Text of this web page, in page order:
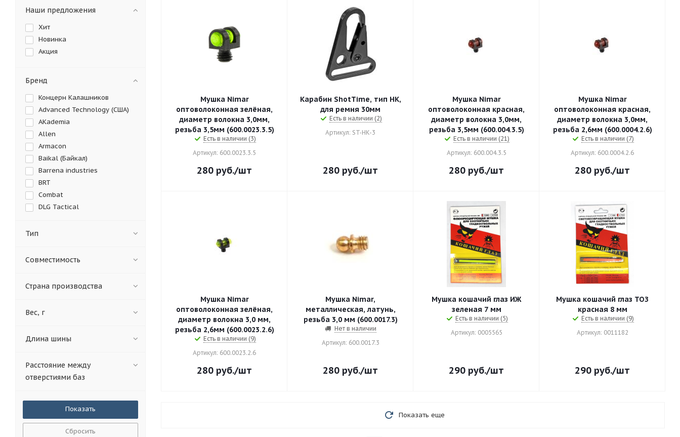
Мушка Nimar
оптоволоконная зелёная,
диаметр волокна 3,0мм,
резьба 3,5мм (600.0023.3.5)
Есть в наличии (3)
Артикул: 600.0023.3.5
280 руб./шт
Карабин ShotTime, тип HK,
для ремня 30мм
Есть в наличии (2)
Артикул: ST-HK-3
280 руб./шт
Мушка Nimar
оптоволоконная красная,
диаметр волокна 3,0мм,
резьба 3,5мм (600.004.3.5)
Есть в наличии (21)
Артикул: 600.004.3.5
280 руб./шт
Мушка Nimar
оптоволоконная красная,
диаметр волокна 3,0мм,
резьба 2,6мм (600.0004.2.6)
Есть в наличии (7)
Артикул: 600.0004.2.6
280 руб./шт
Мушка Nimar
оптоволоконная зелёная,
диаметр волокна 3,0 мм,
резьба 2,6мм (600.0023.2.6)
Есть в наличии (9)
Артикул: 600.0023.2.6
280 руб./шт
Мушка Nimar,
металлическая, латунь,
резьба 3,0 мм (600.0017.3)
Нет в наличии
Артикул: 600.0017.3
280 руб./шт
Мушка кошачий глаз ИЖ
зеленая 7 мм
Есть в наличии (5)
Артикул: 0005565
290 руб./шт
Мушка кошачий глаз ТОЗ
красная 8 мм
Есть в наличии (9)
Артикул: 0011182
290 руб./шт
Показать еще
Наши предложения
Хит
Новинка
Акция
Бренд
Концерн Калашников
Advanced Technology (США)
AKademia
Allen
Armacon
Baikal (Байкал)
Barrena industries
BRT
Combat
DLG Tactical
Hatsan
K.Arma
MG Ultra
No name
Pufgun
ShotTime
Truglo (Тругло)
Uncle Mike's
Тип
Совместимость
Страна производства
Вес, г
Длина шины
Расстояние между
отверстиями баз
Сбросить